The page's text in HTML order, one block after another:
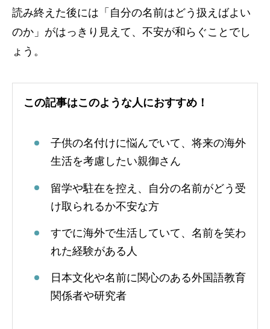
読み終えた後には「自分の名前はどう扱えばよい
のか」がはっきり見えて、不安が和らぐことでし
ょう。
この記事はこのような人におすすめ！
子供の名付けに悩んでいて、将来の海外
生活を考慮したい親御さん
留学や駐在を控え、自分の名前がどう受
け取られるか不安な方
すでに海外で生活していて、名前を笑わ
れた経験がある人
日本文化や名前に関心のある外国語教育
関係者や研究者